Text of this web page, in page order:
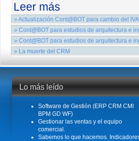
Leer más
» Actualización Cont@BOT para cambio del IVA
Actualización de Cont@BOT para solucionar
cuya aplicación es efectiva desde el 01/07/
Leer más
» Cont@BOT para estudios de arquitectura e
Cont@BOT Estudio Hemos pasado por las
obtener la primera impresión del sistema que
Leer más
» Cont@BOT para estudios de arquitectura e
Cont@BOT Estudio Bueno, en nuestra
Leer más
» La muerte del CRM
tiene que ser así?.....ResumenEl desastre de
Leer más
Lo más leído
Software de Gestión (ERP CRM CMI
BPM GD WF)
Gestionar las ventas y el equipo
comercial.
Sabemos lo que hacemos.